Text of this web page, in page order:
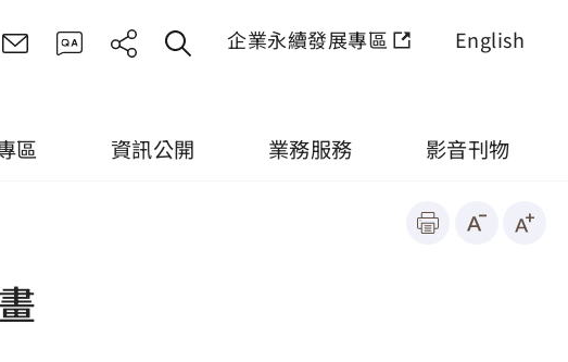
企業永續發展專區 English
區 資訊公開 業務服務 影音刊物